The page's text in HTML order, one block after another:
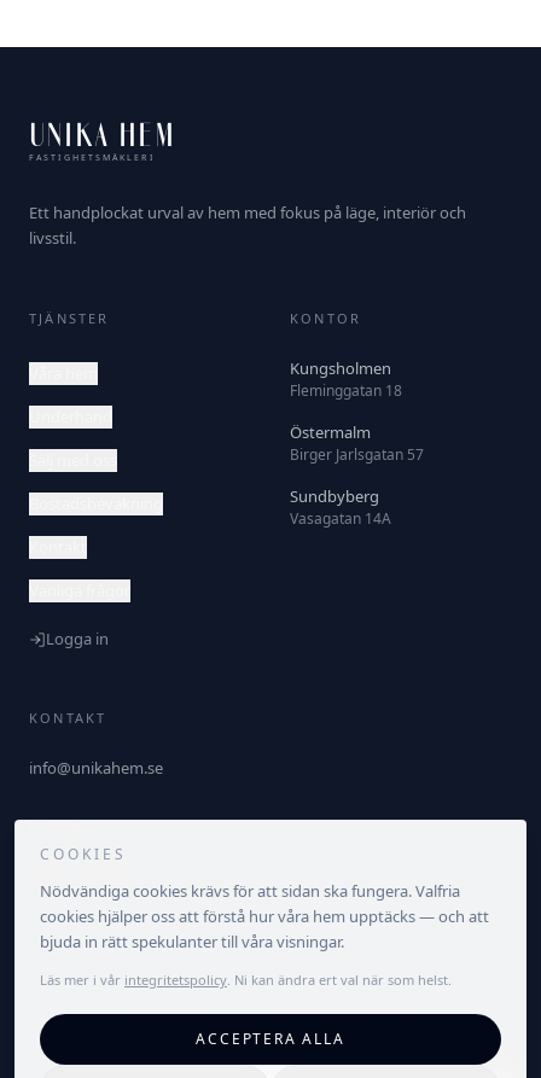
UNIKA HEM
FASTIGHETSMÄKLERI
Ett handplockat urval av hem med fokus på läge, interiör och
livsstil.
TJÄNSTER
Logga in
KONTOR
Kungsholmen
Fleminggatan 18
Östermalm
Birger Jarlsgatan 57
Sundbyberg
Vasagatan 14A
KONTAKT
info@unikahem.se
IntegritetspolicyVillkorCookieinställningar
COOKIES
Nödvändiga cookies krävs för att sidan ska fungera. Valfria
cookies hjälper oss att förstå hur våra hem upptäcks — och att
bjuda in rätt spekulanter till våra visningar.
Läs mer i vår integritetspolicy. Ni kan ändra ert val när som helst.
ACCEPTERA ALLA